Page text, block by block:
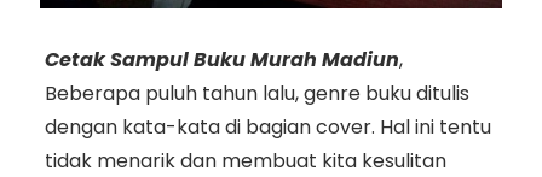
Cetak Sampul Buku Murah Madiun,
Beberapa puluh tahun lalu, genre buku ditulis
dengan kata-kata di bagian cover. Hal ini tentu
tidak menarik dan membuat kita kesulitan